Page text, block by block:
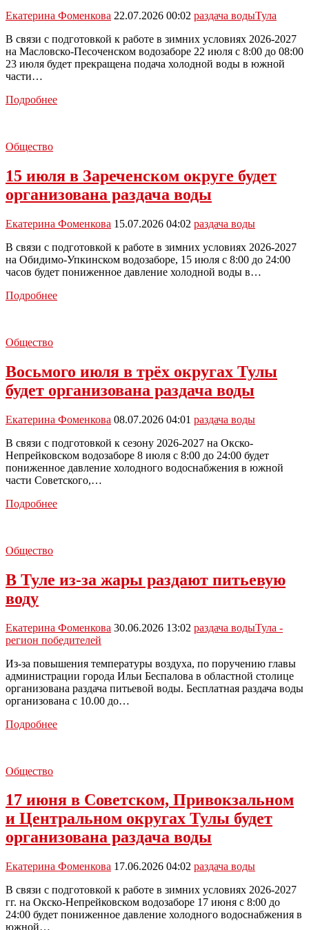
Екатерина Фоменкова 22.07.2026 00:02 раздача водыТула
В связи с подготовкой к работе в зимних условиях 2026-2027
на Масловско-Песоченском водозаборе 22 июля с 8:00 до 08:00
23 июля будет прекращена подача холодной воды в южной
части…
Подробнее22
Центральном
округах
Тулы
раздавать
Общество
15 июля в Зареченском округе будет
организована раздача воды
Екатерина Фоменкова 15.07.2026 04:02 раздача воды
В связи с подготовкой к работе в зимних условиях 2026-2027
на Обидимо-Упкинском водозаборе, 15 июля с 8:00 до 24:00
часов будет пониженное давление холодной воды в…
Подробнее15
организована
раздача
воды
Общество
Восьмого июля в трёх округах Тулы
будет организована раздача воды
Екатерина Фоменкова 08.07.2026 04:01 раздача воды
В связи с подготовкой к сезону 2026-2027 на Окско-
Непрейковском водозаборе 8 июля с 8:00 до 24:00 будет
пониженное давление холодного водоснабжения в южной
части Советского,…
ПодробнееВосьмого
будет
организована
Общество
В Туле из-за жары раздают питьевую
воду
Екатерина Фоменкова 30.06.2026 13:02 раздача водыТула -
регион победителей
Из-за повышения температуры воздуха, по поручению главы
администрации города Ильи Беспалова в областной столице
организована раздача питьевой воды. Бесплатная раздача воды
организована с 10.00 до…
ПодробнееВ
питьевую
воду
Общество
17 июня в Советском, Привокзальном
и Центральном округах Тулы будет
организована раздача воды
Екатерина Фоменкова 17.06.2026 04:02 раздача воды
В связи с подготовкой к работе в зимних условиях 2026-2027
гг. на Окско-Непрейковском водозаборе 17 июня с 8:00 до
24:00 будет пониженное давление холодного водоснабжения в
южной…